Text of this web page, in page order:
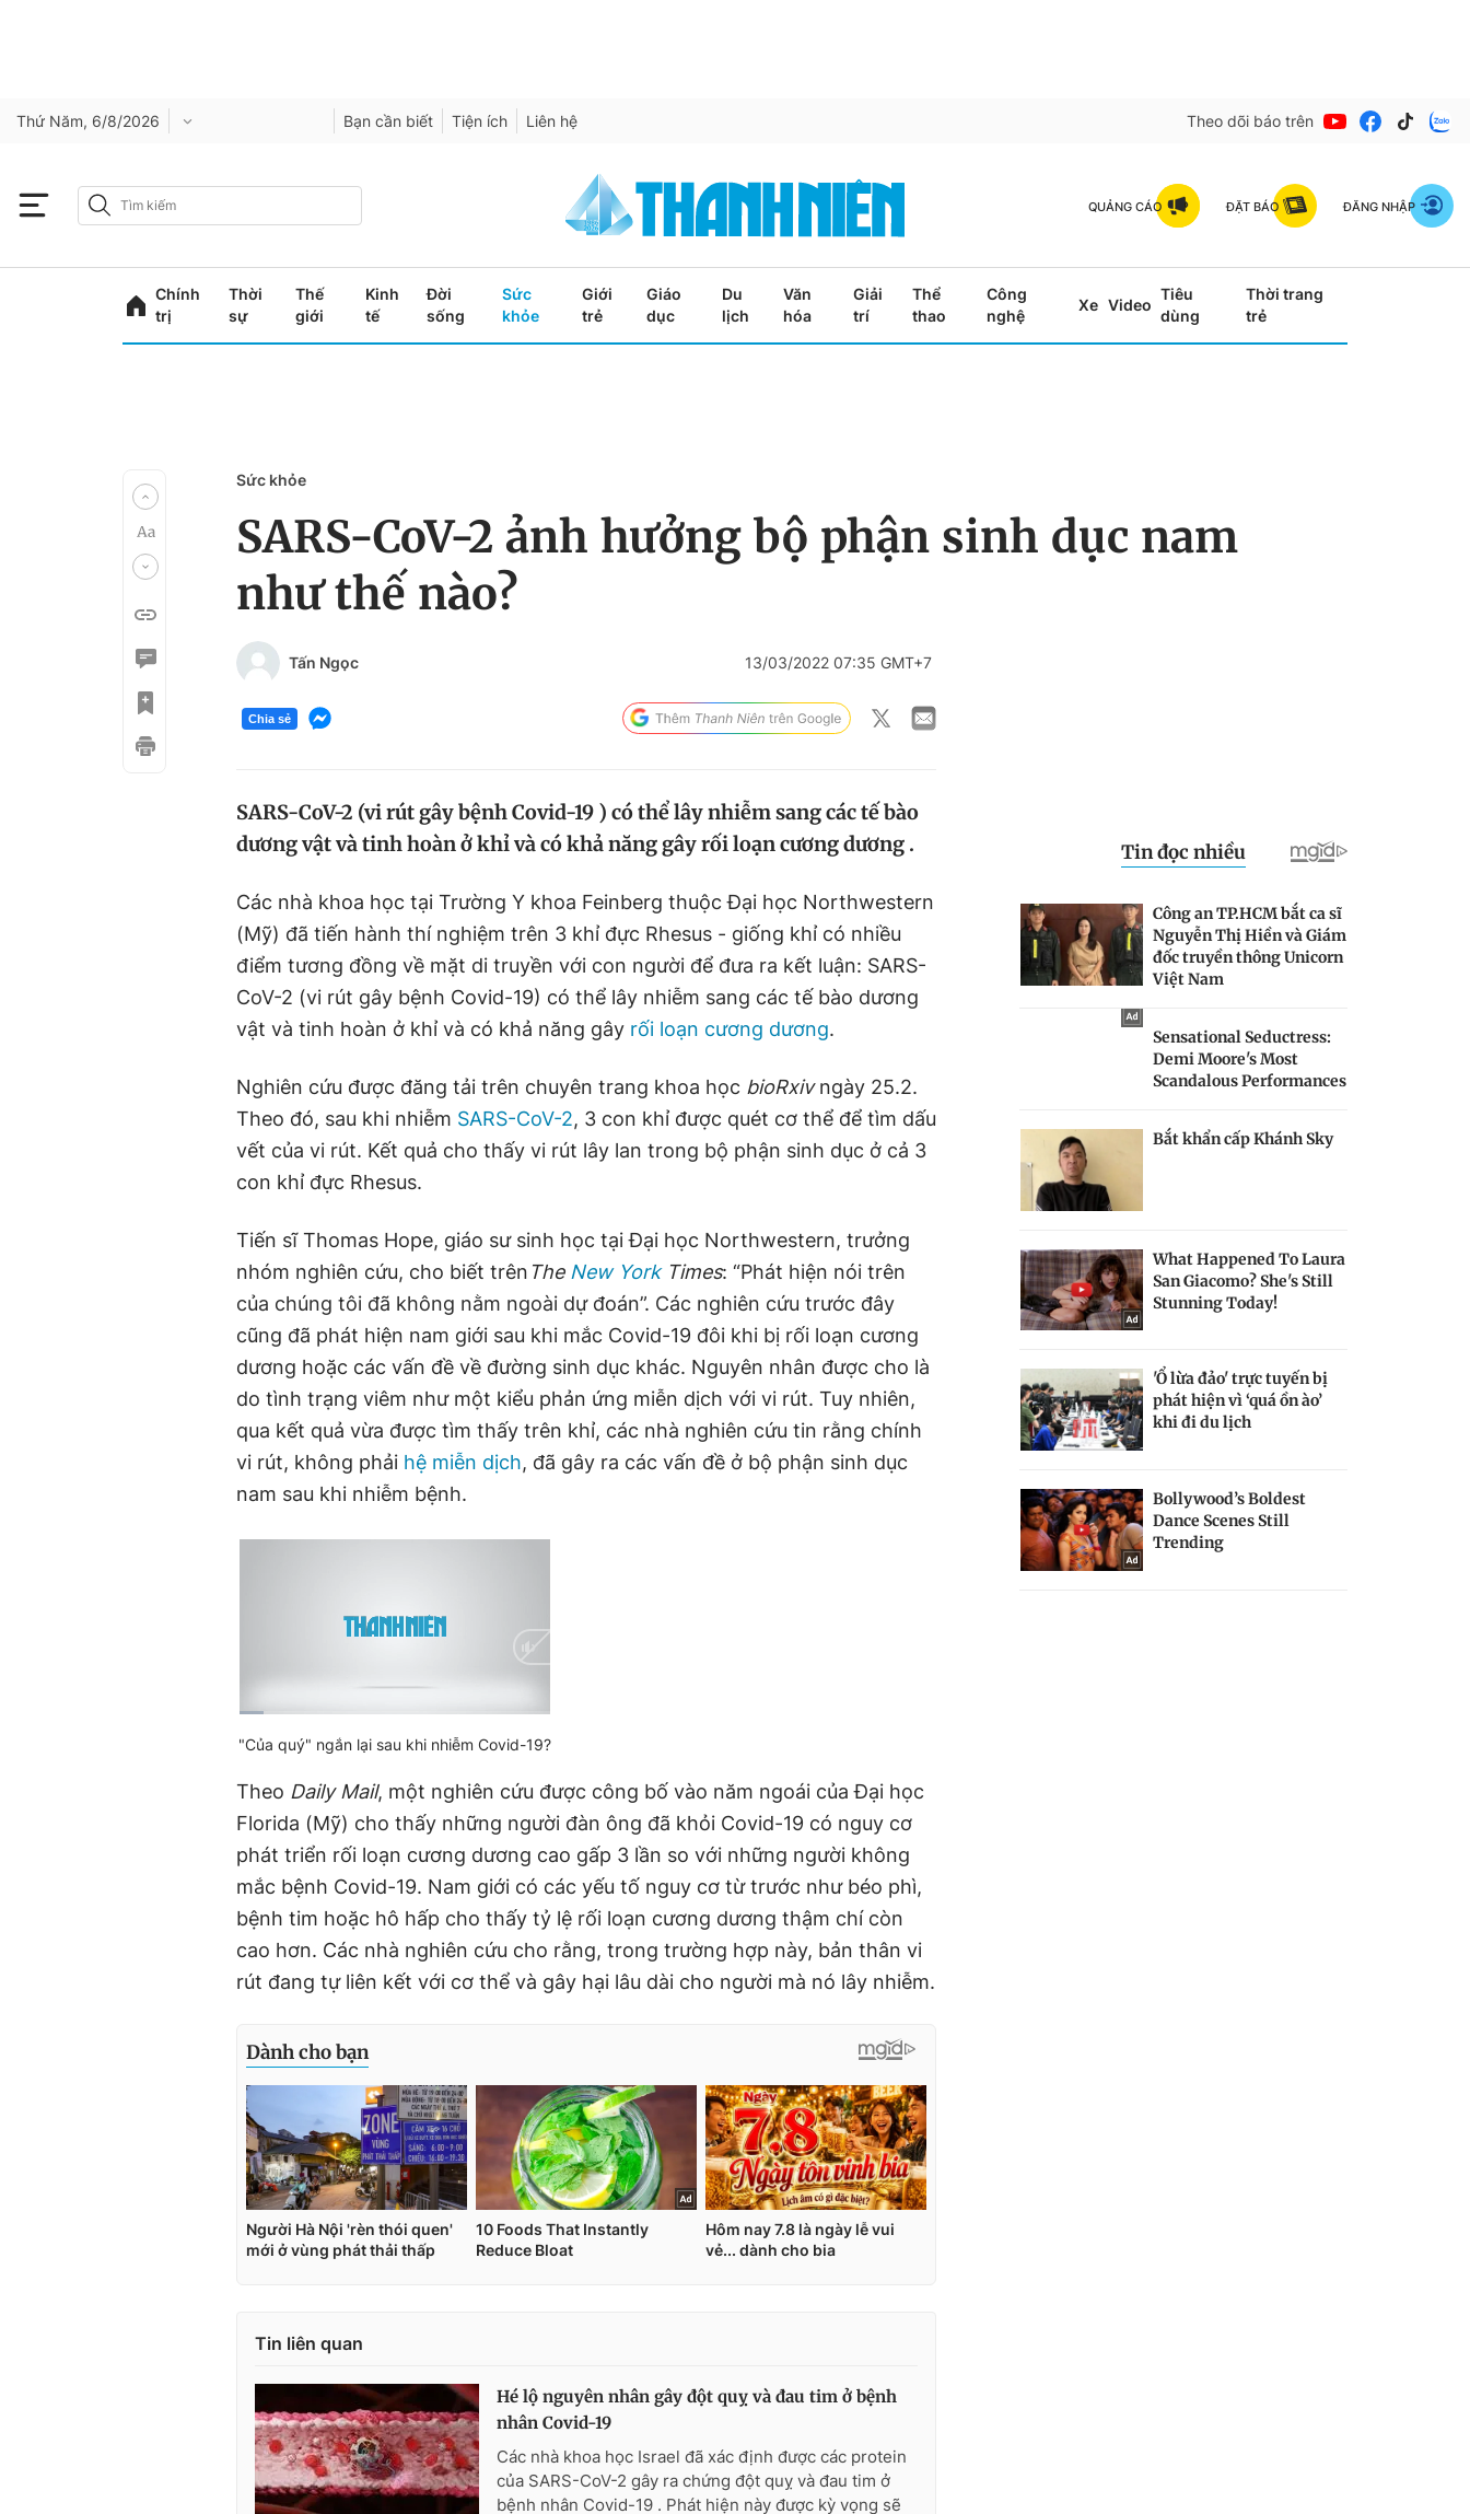
Thứ Năm, 6/8/2026 Bạn cần biết Tiện ích Liên hệ Theo dõi báo trên
QUẢNG CÁO ĐẶT BÁO ĐĂNG NHẬP
Chính
trị
Thời
sự
Thế
giới
Kinh
tế
Đời
sống
Sức
khỏe
Giới
trẻ
Giáo
dục
Du
lịch
Văn
hóa
Giải
trí
Thể
thao
Công
nghệ
Xe Video
Tiêu
dùng
Thời trang
trẻ
Sức khỏe
SARS-CoV-2 ảnh hưởng bộ phận sinh dục nam
như thế nào?
Tấn Ngọc 13/03/2022 07:35 GMT+7
Chia sẻ
SARS-CoV-2 (vi rút gây bệnh Covid-19 ) có thể lây nhiễm sang các tế bào
dương vật và tinh hoàn ở khỉ và có khả năng gây rối loạn cương dương .
Các nhà khoa học tại Trường Y khoa Feinberg thuộc Đại học Northwestern
(Mỹ) đã tiến hành thí nghiệm trên 3 khỉ đực Rhesus - giống khỉ có nhiều
điểm tương đồng về mặt di truyền với con người để đưa ra kết luận: SARS-
CoV-2 (vi rút gây bệnh Covid-19) có thể lây nhiễm sang các tế bào dương
vật và tinh hoàn ở khỉ và có khả năng gây rối loạn cương dương.
Nghiên cứu được đăng tải trên chuyên trang khoa học bioRxivngày 25.2.
Theo đó, sau khi nhiễm SARS-CoV-2, 3 con khỉ được quét cơ thể để tìm dấu
vết của vi rút. Kết quả cho thấy vi rút lây lan trong bộ phận sinh dục ở cả 3
con khỉ đực Rhesus.
Tiến sĩ Thomas Hope, giáo sư sinh học tại Đại học Northwestern, trưởng
nhóm nghiên cứu, cho biết trên The New YorkTimes: “Phát hiện nói trên
của chúng tôi đã không nằm ngoài dự đoán”. Các nghiên cứu trước đây
cũng đã phát hiện nam giới sau khi mắc Covid-19 đôi khi bị rối loạn cương
dương hoặc các vấn đề về đường sinh dục khác. Nguyên nhân được cho là
do tình trạng viêm như một kiểu phản ứng miễn dịch với vi rút. Tuy nhiên,
qua kết quả vừa được tìm thấy trên khỉ, các nhà nghiên cứu tin rằng chính
vi rút, không phải hệ miễn dịch, đã gây ra các vấn đề ở bộ phận sinh dục
nam sau khi nhiễm bệnh.
"Của quý" ngắn lại sau khi nhiễm Covid-19?
Theo Daily Mail, một nghiên cứu được công bố vào năm ngoái của Đại học
Florida (Mỹ) cho thấy những người đàn ông đã khỏi Covid-19 có nguy cơ
phát triển rối loạn cương dương cao gấp 3 lần so với những người không
mắc bệnh Covid-19. Nam giới có các yếu tố nguy cơ từ trước như béo phì,
bệnh tim hoặc hô hấp cho thấy tỷ lệ rối loạn cương dương thậm chí còn
cao hơn. Các nhà nghiên cứu cho rằng, trong trường hợp này, bản thân vi
rút đang tự liên kết với cơ thể và gây hại lâu dài cho người mà nó lây nhiễm.
Tin liên quan
Hé lộ nguyên nhân gây đột quỵ và đau tim ở bệnh
nhân Covid-19
Các nhà khoa học Israel đã xác định được các protein
của SARS-CoV-2 gây ra chứng đột quỵ và đau tim ở
bệnh nhân Covid-19 . Phát hiện này được kỳ vọng sẽ